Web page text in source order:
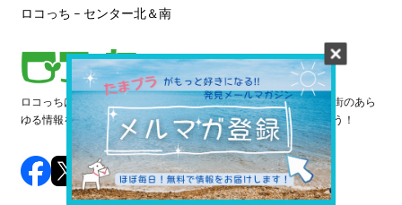
ロコっち – センター北＆南
ロコっちは、あなたのジモト体験を豊かにする情報サイトです。街のあら
ゆる情報を収集し、日々更新しています。早速情報を探してみよう！